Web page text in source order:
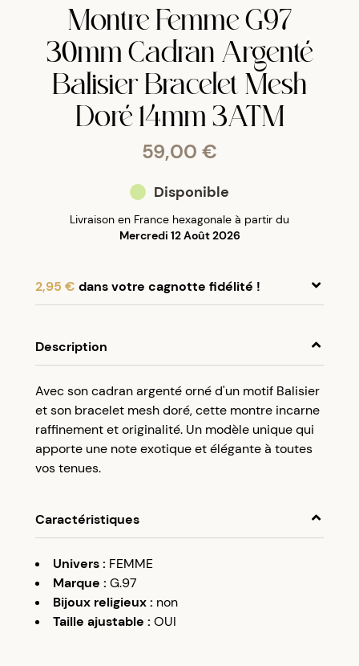
Montre Femme G97
30mm Cadran Argenté
Balisier Bracelet Mesh
Doré 14mm 3ATM
59,00 €
Disponible
Livraison en France hexagonale à partir du
Mercredi 12 Août 2026
2,95 € dans votre cagnotte fidélité !
compte client et cumulez 5% de vos achats dans
votre cagnotte fidélité sans minimum d’achat.
Utilisez votre cagnotte de fidélité dès votre
prochaine commande à partir de 50€ d’achats.
Description
Avec son cadran argenté orné d'un motif Balisier
et son bracelet mesh doré, cette montre incarne
raffinement et originalité. Un modèle unique qui
apporte une note exotique et élégante à toutes
vos tenues.
Caractéristiques
Univers: FEMME
Marque : G.97
Bijoux religieux: non
Taille ajustable : OUI